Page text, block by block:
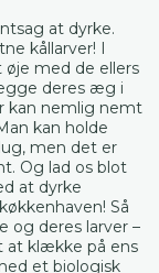
at dyrke.
kållarver! I
med de ellers
deres æg i
kan nemlig nemt
kan holde
men det er
Og lad os blot
at dyrke
Så
og deres larver –
at klække på ens
et biologisk